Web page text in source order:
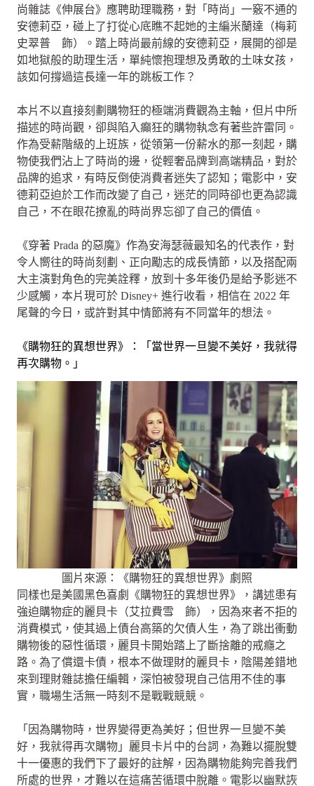
尚雜誌《伸展台》應聘助理職務，對「時尚」一竅不通的
安德莉亞，碰上了打從心底瞧不起她的主編米蘭達（梅莉
史翠普 飾）。踏上時尚最前線的安德莉亞，展開的卻是
如地獄般的助理生活，單純懷抱理想及勇敢的土味女孩，
該如何撐過這長達一年的跳板工作？
本片不以直接刻劃購物狂的極端消費觀為主軸，但片中所
描述的時尚觀，卻與陷入癲狂的購物執念有著些許雷同。
作為受薪階級的上班族，從領第一份薪水的那一刻起，購
物使我們沾上了時尚的邊，從輕奢品牌到高端精品，對於
品牌的追求，有時反倒使消費者迷失了認知；電影中，安
德莉亞迫於工作而改變了自己，迷茫的同時卻也更為認識
自己，不在眼花撩亂的時尚界忘卻了自己的價值。
《穿著 Prada 的惡魔》作為安海瑟薇最知名的代表作，對
令人嚮往的時尚刻劃、正向勵志的成長情節，以及搭配兩
大主演對角色的完美詮釋，放到十多年後仍是給予影迷不
少感觸，本片現可於 Disney+ 進行收看，相信在 2022 年
尾聲的今日，或許對其中情節將有不同當年的想法。
《購物狂的異想世界》：「當世界一旦變不美好，我就得
再次購物。」
圖片來源：《購物狂的異想世界》劇照
同樣也是美國黑色喜劇《購物狂的異想世界》，講述患有
強迫購物症的麗貝卡（艾拉費雪 飾），因為來者不拒的
消費模式，使其過上債台高築的欠債人生，為了跳出衝動
購物後的惡性循環，麗貝卡開始踏上了斷捨離的戒癮之
路。為了償還卡債，根本不做理財的麗貝卡，陰陽差錯地
來到理財雜誌擔任編輯，深怕被發現自己信用不佳的事
實，職場生活無一時刻不是戰戰競競。
「因為購物時，世界變得更為美好；但世界一旦變不美
好，我就得再次購物」麗貝卡片中的台詞，為難以擺脫雙
十一優惠的我們下了最好的註解，因為購物能夠完善我們
所處的世界，才難以在這痛苦循環中脫離。電影以幽默詼